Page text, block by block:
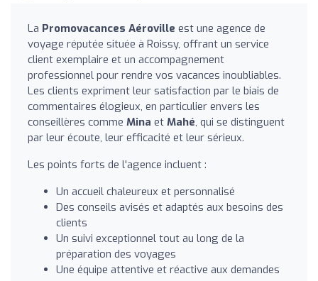
La Promovacances Aéroville est une agence de
voyage réputée située à Roissy, offrant un service
client exemplaire et un accompagnement
professionnel pour rendre vos vacances inoubliables.
Les clients expriment leur satisfaction par le biais de
commentaires élogieux, en particulier envers les
conseillères comme Mina et Mahé, qui se distinguent
par leur écoute, leur efficacité et leur sérieux.
Les points forts de l'agence incluent :
Un accueil chaleureux et personnalisé
Des conseils avisés et adaptés aux besoins des
clients
Un suivi exceptionnel tout au long de la
préparation des voyages
Une équipe attentive et réactive aux demandes